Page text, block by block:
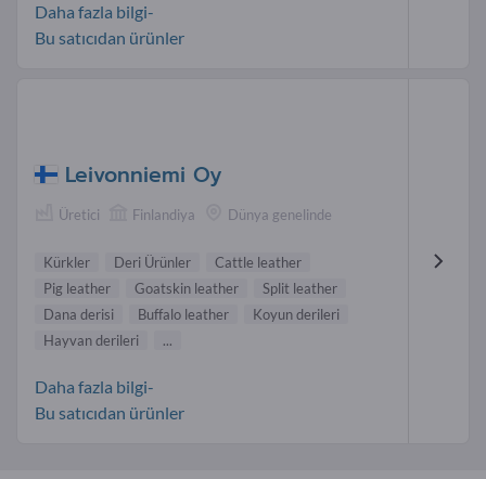
Daha fazla bilgi-
Bu satıcıdan ürünler
Leivonniemi Oy
Üretici Finlandiya Dünya genelinde
Kürkler Deri Ürünler
Cattle leather
Pig leather
Goatskin leather
Split leather
Dana derisi
Buffalo leather
Koyun derileri
Hayvan derileri
...
Daha fazla bilgi-
Bu satıcıdan ürünler